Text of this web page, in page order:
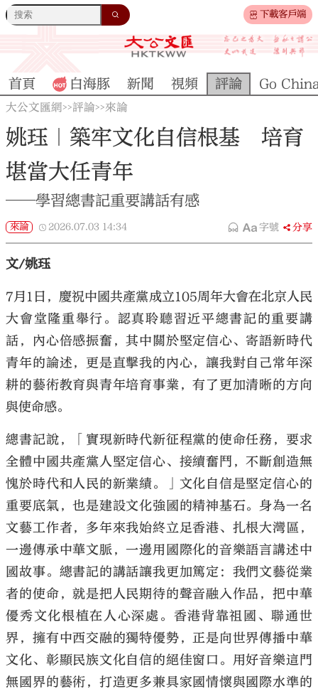
下載客戶端
首頁 白海豚 新聞 視頻 評論 Go
大公文匯網>>評論>>來論
姚珏｜築牢文化自信根基 培育
堪當大任青年
——學習總書記重要講話有感
來論 2026.07.03 14:34 字號 分享
文/姚珏
7月1日，慶祝中國共產黨成立105周年大會在北京人民
大會堂隆重舉行。認真聆聽習近平總書記的重要講
話，內心倍感振奮，其中關於堅定信心、寄語新時代
青年的論述，更是直擊我的內心，讓我對自己常年深
耕的藝術教育與青年培育事業，有了更加清晰的方向
與使命感。
總書記說，「實現新時代新征程黨的使命任務，要求
全體中國共產黨人堅定信心、接續奮鬥，不斷創造無
愧於時代和人民的新業績。」文化自信是堅定信心的
重要底氣，也是建設文化強國的精神基石。身為一名
文藝工作者，多年來我始終立足香港、扎根大灣區，
一邊傳承中華文脈，一邊用國際化的音樂語言講述中
國故事。總書記的講話讓我更加篤定：我們文藝從業
者的使命，就是把人民期待的聲音融入作品，把中華
優秀文化根植在人心深處。香港背靠祖國、聯通世
界，擁有中西交融的獨特優勢，正是向世界傳播中華
文化、彰顯民族文化自信的絕佳窗口。用好音樂這門
無國界的藝術，打造更多兼具家國情懷與國際水準的